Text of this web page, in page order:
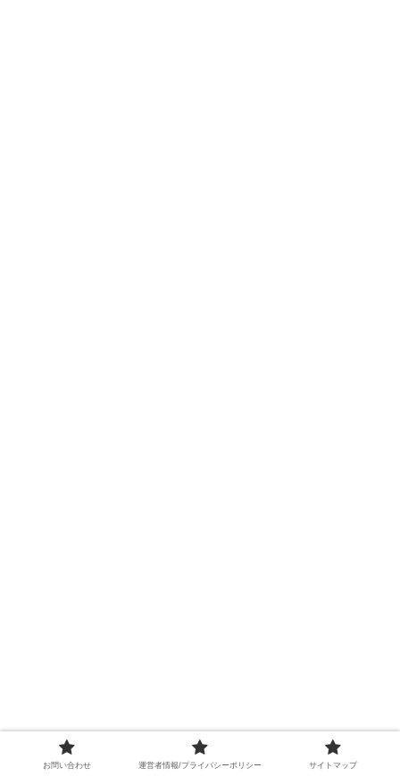
お問い合わせ 運営者情報/プライバシーポリシー サイトマップ